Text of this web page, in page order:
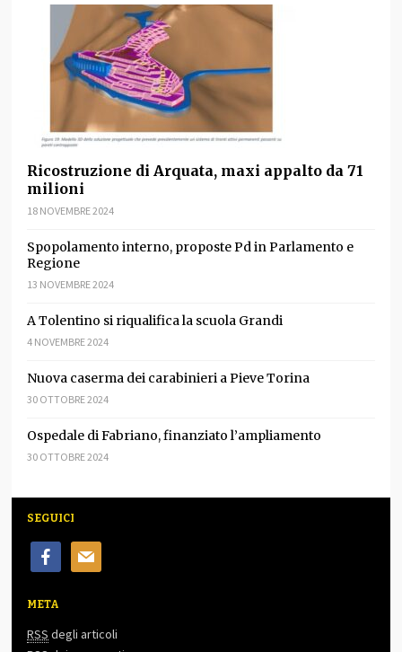
Ricostruzione di Arquata, maxi appalto da 71
milioni
18 NOVEMBRE 2024
Spopolamento interno, proposte Pd in Parlamento e
Regione
13 NOVEMBRE 2024
A Tolentino si riqualifica la scuola Grandi
4 NOVEMBRE 2024
Nuova caserma dei carabinieri a Pieve Torina
30 OTTOBRE 2024
Ospedale di Fabriano, finanziato l’ampliamento
30 OTTOBRE 2024
SEGUICI
facebookmail
META
RSS degli articoli